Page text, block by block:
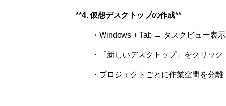
**4. 仮想デスクトップの作成**
・Windows + Tab → タスクビュー表示
・「新しいデスクトップ」をクリック
・プロジェクトごとに作業空間を分離